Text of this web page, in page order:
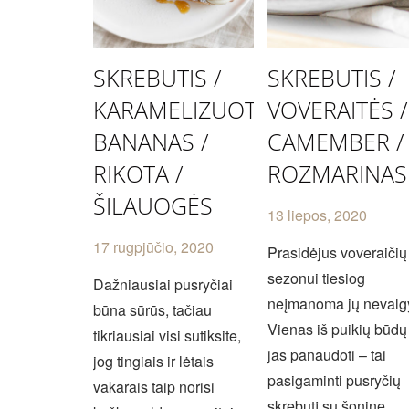
SKREBUTIS /
KARAMELIZUOTAS
BANANAS /
RIKOTA /
ŠILAUOGĖS
17 rugpjūčio, 2020
Dažniausiai pusryčiai
būna sūrūs, tačiau
tikriausiai visi sutiksite,
jog tingiais ir lėtais
vakarais taip norisi
SKREBUTIS /
VOVERAITĖS /
CAMEMBER /
ROZMARINAS
13 liepos, 2020
Prasidėjus voveraičių
sezonui tiesiog
neįmanoma jų
Vienas iš puikių būdų
jas panaudoti – tai
pasigaminti pusryčių